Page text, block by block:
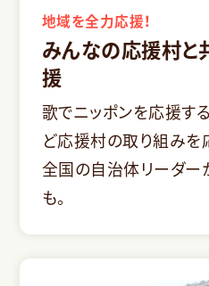
地域を全力応援！
みんなの応援村と
援
歌でニッポンを応援す
ど応援村の取り組みを
全国の自治体リーダー
も。